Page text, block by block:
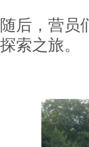
随后，营员
探索之旅。